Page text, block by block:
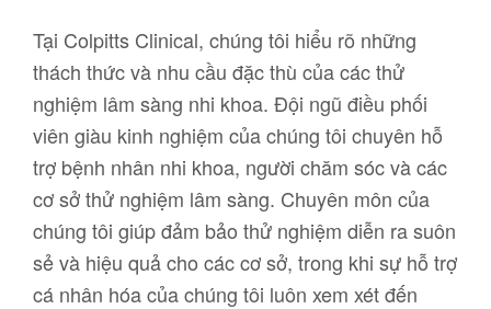
Tại Colpitts Clinical, chúng tôi hiểu rõ những
thách thức và nhu cầu đặc thù của các thử
nghiệm lâm sàng nhi khoa. Đội ngũ điều phối
viên giàu kinh nghiệm của chúng tôi chuyên hỗ
trợ bệnh nhân nhi khoa, người chăm sóc và các
cơ sở thử nghiệm lâm sàng. Chuyên môn của
chúng tôi giúp đảm bảo thử nghiệm diễn ra suôn
sẻ và hiệu quả cho các cơ sở, trong khi sự hỗ trợ
cá nhân hóa của chúng tôi luôn xem xét đến